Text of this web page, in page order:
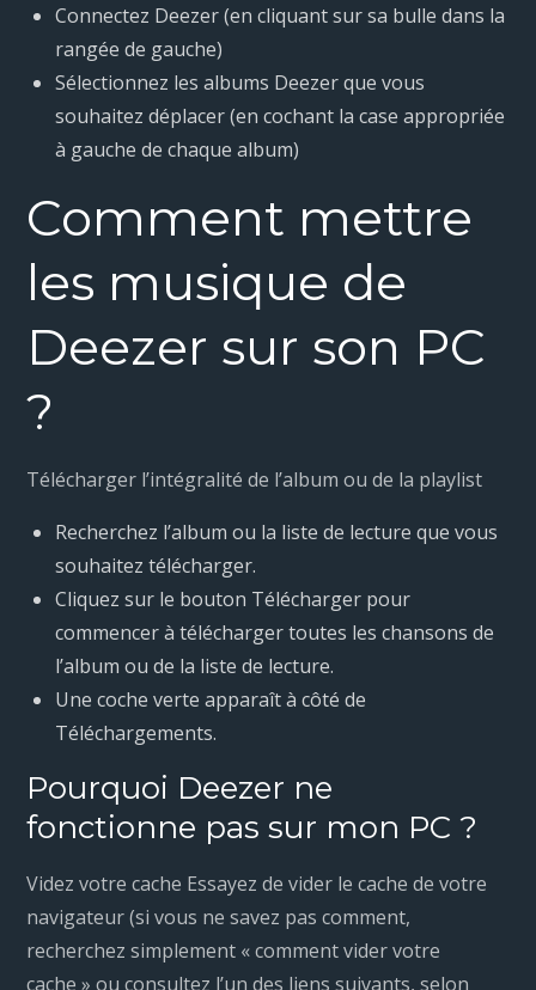
Connectez Deezer (en cliquant sur sa bulle dans la
rangée de gauche)
Sélectionnez les albums Deezer que vous
souhaitez déplacer (en cochant la case appropriée
à gauche de chaque album)
Comment mettre
les musique de
Deezer sur son PC
?
Télécharger l’intégralité de l’album ou de la playlist
Recherchez l’album ou la liste de lecture que vous
souhaitez télécharger.
Cliquez sur le bouton Télécharger pour
commencer à télécharger toutes les chansons de
l’album ou de la liste de lecture.
Une coche verte apparaît à côté de
Téléchargements.
Pourquoi Deezer ne
fonctionne pas sur mon PC ?
Videz votre cache Essayez de vider le cache de votre
navigateur (si vous ne savez pas comment,
recherchez simplement « comment vider votre
cache » ou consultez l’un des liens suivants, selon